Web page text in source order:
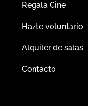
Regala Cine
Hazte voluntario
Alquiler de salas
Contacto